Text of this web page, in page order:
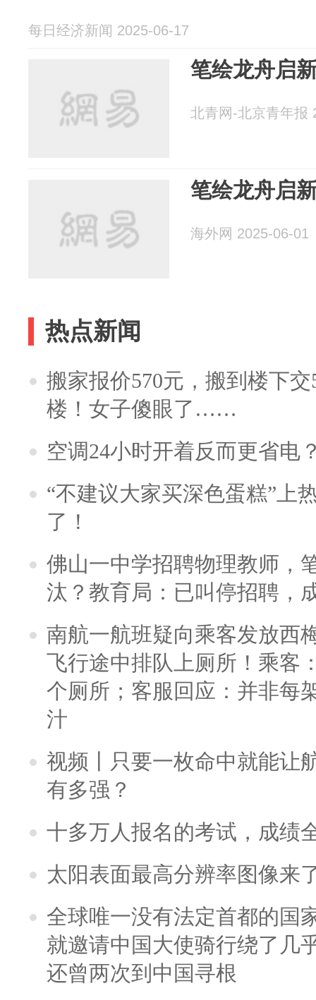
每日经济新闻 2025-06-17
笔绘龙舟启
北青网-北京青年报
笔绘龙舟启
海外网 2025-06-01
热点新闻
搬家报价570元，搬到楼下
楼！女子傻眼了……
空调24小时开着反而更省电
“不建议大家买深色蛋糕”上
了！
佛山一中学招聘物理教师，
汰？教育局：已叫停招聘，
南航一航班疑向乘客发放西
飞行途中排队上厕所！乘客
个厕所；客服回应：并非每
汁
视频丨只要一枚命中就能让
有多强？
十多万人报名的考试，成绩
太阳表面最高分辨率图像来
全球唯一没有法定首都的国
就邀请中国大使骑行绕了几
还曾两次到中国寻根